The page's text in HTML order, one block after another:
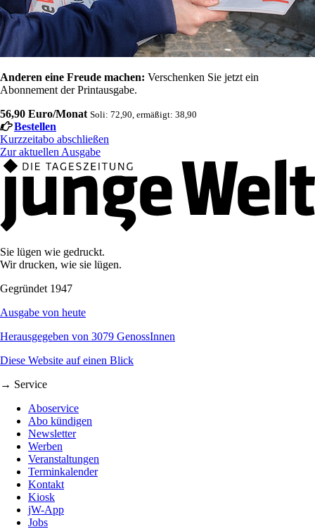
Anderen eine Freude machen: Verschenken Sie jetzt ein
Abonnement der Printausgabe.
56,90 Euro/Monat Soli: 72,90, ermäßigt: 38,90
Bestellen
Kurzzeitabo abschließen
Zur aktuellen Ausgabe
Sie lügen wie gedruckt.
Wir drucken, wie sie lügen.
Gegründet 1947
Ausgabe von heute
Herausgegeben von 3079 GenossInnen
Diese Website auf einen Blick
→ Service
Aboservice
Abo kündigen
Newsletter
Werben
Veranstaltungen
Terminkalender
Kontakt
Kiosk
jW-App
Jobs